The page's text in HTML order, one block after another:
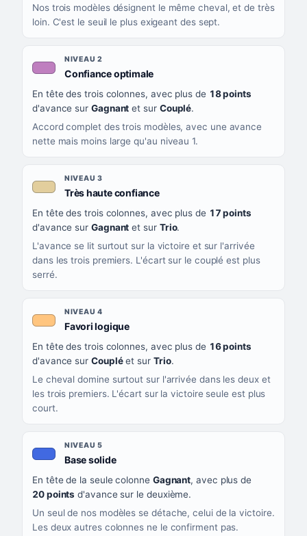
Nos trois modèles désignent le même cheval, et de très
loin. C'est le seuil le plus exigeant des sept.
NIVEAU 2
Confiance optimale, couleur mauve
En tête des trois colonnes, avec plus de 18 points
d'avance sur Gagnant et sur Couplé.
Accord complet des trois modèles, avec une avance
nette mais moins large qu'au niveau 1.
NIVEAU 3
Très haute confiance, couleur beige
En tête des trois colonnes, avec plus de 17 points
d'avance sur Gagnant et sur Trio.
L'avance se lit surtout sur la victoire et sur l'arrivée
dans les trois premiers. L'écart sur le couplé est plus
serré.
NIVEAU 4
Favori logique, couleur orange clair
En tête des trois colonnes, avec plus de 16 points
d'avance sur Coupléet sur Trio.
Le cheval domine surtout sur l'arrivée dans les deux et
les trois premiers. L'écart sur la victoire seule est plus
court.
NIVEAU 5
Base solide, couleur bleu roi
En tête de la seule colonne Gagnant, avec plus de
20 points d'avance sur le deuxième.
Un seul de nos modèles se détache, celui de la victoire.
Les deux autres colonnes ne le confirment pas.